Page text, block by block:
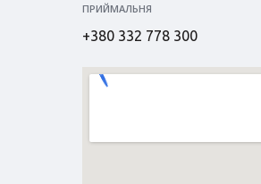
ПРИЙМАЛЬНЯ
+380 332 778 300